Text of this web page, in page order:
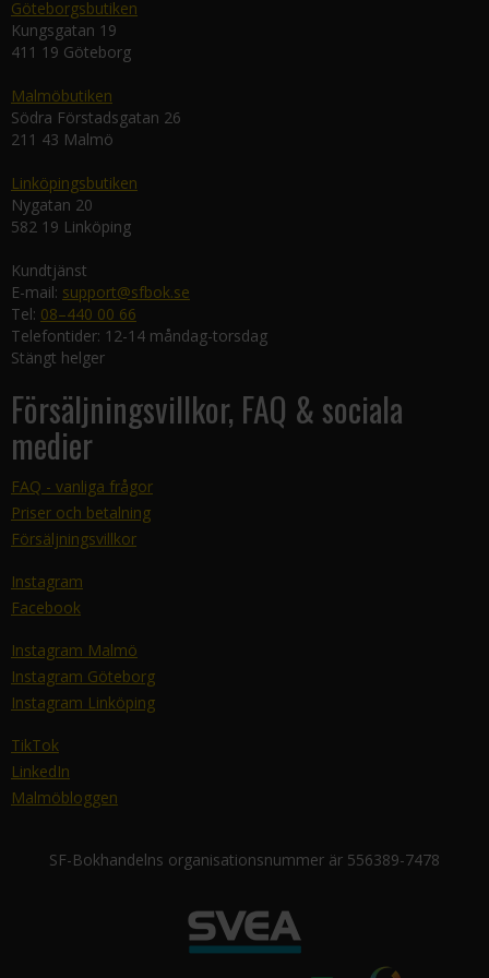
Göteborgsbutiken
Kungsgatan 19
411 19 Göteborg
Malmöbutiken
Södra Förstadsgatan 26
211 43 Malmö
Linköpingsbutiken
Nygatan 20
582 19 Linköping
Kundtjänst
E-mail: support@sfbok.se
Tel: 08–440 00 66
Telefontider: 12-14 måndag-torsdag
Stängt helger
Försäljningsvillkor, FAQ & sociala
medier
FAQ - vanliga frågor
Priser och betalning
Försäljningsvillkor
Instagram
Facebook
Instagram Malmö
Instagram Göteborg
Instagram Linköping
TikTok
LinkedIn
Malmöbloggen
SF-Bokhandelns organisationsnummer är 556389-7478